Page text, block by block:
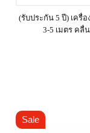
(รับประกัน 5 ปี) เครื่
3-5 เมตร คลื่
Sale